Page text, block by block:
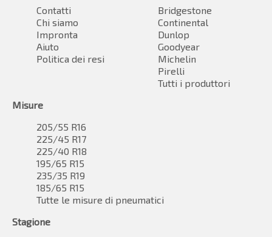
Contatti
Chi siamo
Impronta
Aiuto
Politica dei resi
Bridgestone
Continental
Dunlop
Goodyear
Michelin
Pirelli
Tutti i produttori
Misure
205/55 R16
225/45 R17
225/40 R18
195/65 R15
235/35 R19
185/65 R15
Tutte le misure di pneumatici
Stagione